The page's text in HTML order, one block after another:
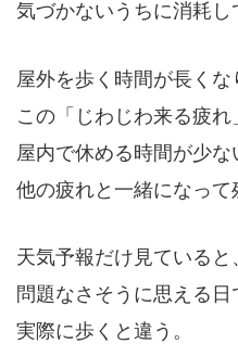
気づかないうちに消耗し
屋外を歩く時間が長くな
この「じわじわ来る疲れ
屋内で休める時間が少な
他の疲れと一緒になって
天気予報だけ見ていると
問題なさそうに思える日
実際に歩くと違う。